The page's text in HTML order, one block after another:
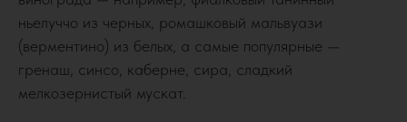
ньелуччо из черных, ромашковый мальвуази
(верментино) из белых, а самые популярные —
гренаш, синсо, каберне, сира, сладкий
мелкозернистый мускат.